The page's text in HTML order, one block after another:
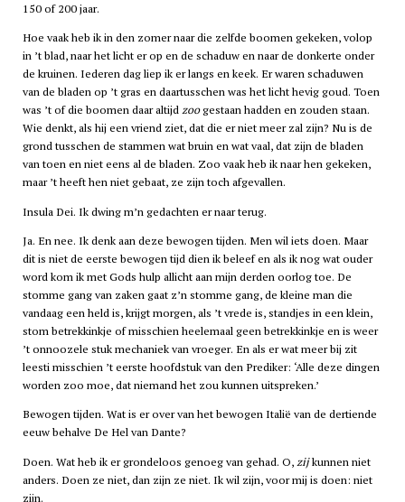
150 of 200 jaar.
Hoe vaak heb ik in den zomer naar die zelfde boomen gekeken, volop
in ’t blad, naar het licht er op en de schaduw en naar de donkerte onder
de kruinen. Iederen dag liep ik er langs en keek. Er waren schaduwen
van de bladen op ’t gras en daartusschen was het licht hevig goud. Toen
was ’t of die boomen daar altijdzoogestaan hadden en zouden staan.
Wie denkt, als hij een vriend ziet, dat die er niet meer zal zijn? Nu is de
grond tusschen de stammen wat bruin en wat vaal, dat zijn de bladen
van toen en niet eens al de bladen. Zoo vaak heb ik naar hen gekeken,
maar ’t heeft hen niet gebaat, ze zijn toch afgevallen.
Insula Dei. Ik dwing m’n gedachten er naar terug.
Ja. En nee. Ik denk aan deze bewogen tijden. Men wil iets doen. Maar
dit is niet de eerste bewogen tijd dien ik beleef en als ik nog wat ouder
word kom ik met Gods hulp allicht aan mijn derden oorlog toe. De
stomme gang van zaken gaat z’n stomme gang, de kleine man die
vandaag een held is, krijgt morgen, als ’t vrede is, standjes in een klein,
stom betrekkinkje of misschien heelemaal geen betrekkinkje en is weer
’t onnoozele stuk mechaniek van vroeger. En als er wat meer bij zit
leesti misschien ’t eerste hoofdstuk van den Prediker: ‘Alle deze dingen
worden zoo moe, dat niemand het zou kunnen uitspreken.’
Bewogen tijden. Wat is er over van het bewogen Italië van de dertiende
eeuw behalve De Hel van Dante?
Doen. Wat heb ik er grondeloos genoeg van gehad. O,zijkunnen niet
anders. Doen ze niet, dan zijn ze niet. Ik wil zijn, voor mij is doen: niet
zijn.